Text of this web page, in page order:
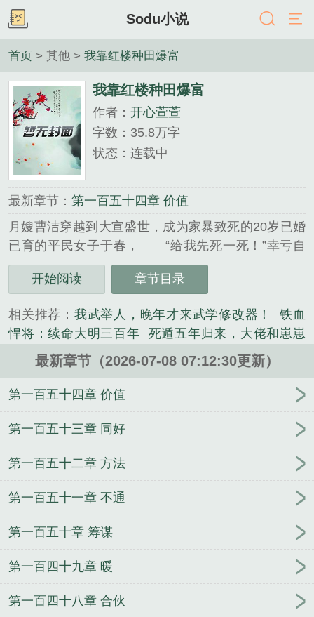
Sodu小说
首页 > 其他 > 我靠红楼种田爆富
我靠红楼种田爆富
作者： 开心萱萱
字数：35.8万字
状态：连载中
最新章节： 第一百五十四章 价值
月嫂曹洁穿越到大宣盛世，成为家暴致死的20岁已婚
已育的平民女子于春， “给我先死一死！”幸亏自
带红楼脑机，可以再苟一苟！什么？天崩娘家，地裂
婆家，战乱、朝代更替—于春致力于找完美的一天，
《我靠红楼种田爆富》是开心萱萱精心创作的其他类
小说。
开始阅读 章节目录
相关推荐： 我武举人，晚年才来武学修改器！
铁血
悍将：续命大明三百年
死遁五年归来，大佬和崽崽
争着宠
万道第一尊 春蔷别枝
你都拿一等功了，冒
充新兵重新入伍？
失忆后，死对头装我男友上瘾
野狩猎，从综艺开始起号
凡人修仙：我百世轮回只
神人 求生游戏：魔女崽崽她超飒的
贵族兽校小跟
七零嫁军官，被大院家属宠上天！
盗墓：区区20，
撩拨十疯批，海校贵族排队吻
战神爹爹读
我心，崽崽三岁全家宠
最新章节（2026-07-08 07:12:30更新）
第一百五十四章 价值
第一百五十三章 同好
第一百五十二章 方法
第一百五十一章 不通
第一百五十章 筹谋
第一百四十九章 暖
第一百四十八章 合伙